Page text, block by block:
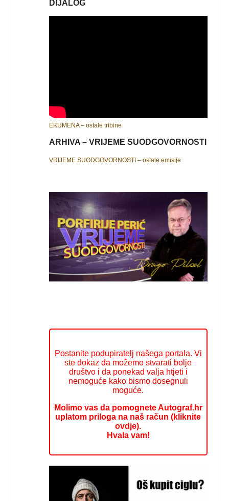
DIJALOG
EKUMENA – ostale tribine
ARHIVA – VRIJEME SUODGOVORNOSTI
VRIJEME SUODGOVORNOSTI – ostale emisije
Postanite podupiratelj našega portala. Vi
ste dokaz da možemo stvarati bolje
društvo i da ponekad valja htjeti i
nemoguće kako bismo dosegnuli
moguće.
Molimo vas da pomognete Autograf.hr
uplatom priloga na naš račun (kliknite
ovdje).
Hvala vam!